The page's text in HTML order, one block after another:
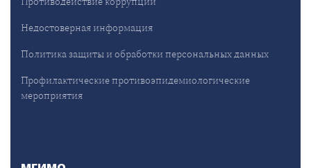
Недостоверная информация
Политика защиты и обработки персональных данных
Профилактические противоэпидемиологические
мероприятия